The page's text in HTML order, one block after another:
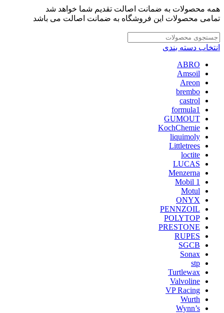
همه محصولات به ضمانت اصالت تقدیم شما خواهد شد
تمامی محصولات این فروشگاه به ضمانت اصالت می باشد
انتخاب دسته بندی
ABRO
Amsoil
Areon
brembo
castrol
formula1
GUMOUT
KochChemie
liquimoly
Littletrees
loctite
LUCAS
Menzerna
Mobil 1
Motul
ONYX
PENNZOIL
POLYTOP
PRESTONE
RUPES
SGCB
Sonax
stp
Turtlewax
Valvoline
VP Racing
Wurth
Wynn’s